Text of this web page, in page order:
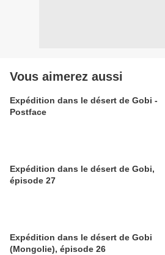
Vous aimerez aussi
Expédition dans le désert de Gobi -
Postface
Expédition dans le désert de Gobi,
épisode 27
Expédition dans le désert de Gobi
(Mongolie), épisode 26